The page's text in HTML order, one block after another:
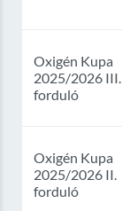
Oxigén Kupa
2025/2026 III.
forduló
Oxigén Kupa
2025/2026 II.
forduló